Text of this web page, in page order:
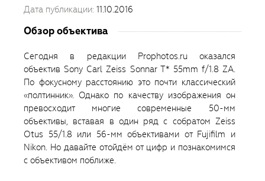
Дата публикации: 11.10.2016
Обзор объектива
Сегодня в редакции Prophotos.ru оказался
объектив Sony Carl Zeiss Sonnar T* 55mm f/1.8 ZA.
По фокусному расстоянию это почти классический
«полтинник». Однако по качеству изображения он
превосходит многие современные 50-мм
объективы, вставая в один ряд с собратом Zeiss
Otus 55/1.8 или 56-мм объективами от Fujifilm и
Nikon. Но давайте отойдём от цифр и познакомимся
с объективом поближе.